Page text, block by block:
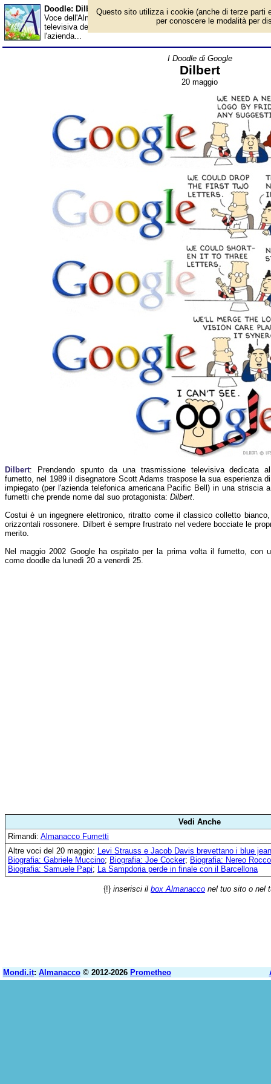
Doodle: Dilbert - Almanacco
Voce dell'Almanacco del 20 maggio, per la rubrica 'I Doodle di
televisiva dedicata al fumetto, nel 1989 il disegnatore Scott
l'azienda...
I Doodle di Google
Dilbert
20 maggio
Dilbert: Prendendo spunto da una trasmissione televisiva dedicata al
fumetto, nel 1989 il disegnatore Scott Adams traspose la sua esperienza di
impiegato (per l'azienda telefonica americana Pacific Bell) in una striscia a
fumetti che prende nome dal suo protagonista: Dilbert.
Costui è un ingegnere elettronico, ritratto come il classico colletto
orizzontali rossonere. Dilbert è sempre frustrato nel vedere bocciate le
merito.
Nel maggio 2002 Google ha ospitato per la prima volta il fumetto, con
come doodle da lunedì 20 a venerdì 25.
Vedi Anche
Rimandi: Almanacco Fumetti
Altre voci del 20 maggio: Levi Strauss e Jacob Davis brevettano i blue
Biografia: Gabriele Muccino; Biografia: Joe Cocker; Biografia: Nereo Rocco
Biografia: Samuele Papi; La Sampdoria perde in finale con il Barcellona
{!} inserisci il box Almanacco nel tuo sito o nel
Mondi.it: Almanacco © 2012-2026 Prometheo
Questo sito utilizza i cookie (anche di terze parti
per conoscere le modalità per